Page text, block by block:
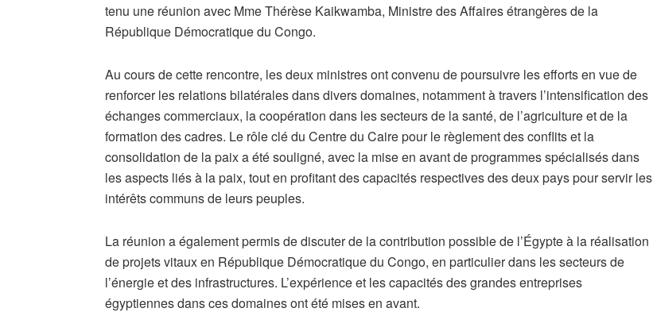
tenu une réunion avec Mme Thérèse Kaikwamba, Ministre des Affaires étrangères de la
République Démocratique du Congo.
Au cours de cette rencontre, les deux ministres ont convenu de poursuivre les efforts en vue de
renforcer les relations bilatérales dans divers domaines, notamment à travers l’intensification des
échanges commerciaux, la coopération dans les secteurs de la santé, de l’agriculture et de la
formation des cadres. Le rôle clé du Centre du Caire pour le règlement des conflits et la
consolidation de la paix a été souligné, avec la mise en avant de programmes spécialisés dans
les aspects liés à la paix, tout en profitant des capacités respectives des deux pays pour servir les
intérêts communs de leurs peuples.
La réunion a également permis de discuter de la contribution possible de l’Égypte à la réalisation
de projets vitaux en République Démocratique du Congo, en particulier dans les secteurs de
l’énergie et des infrastructures. L’expérience et les capacités des grandes entreprises
égyptiennes dans ces domaines ont été mises en avant.